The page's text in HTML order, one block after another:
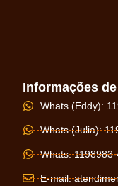
Informações
Whats (Eddy):
Whats (Julia):
Whats:
E-mail: